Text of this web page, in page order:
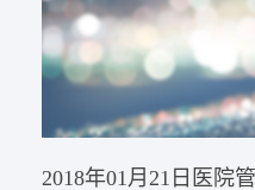
心
医
卫生技术
医院
职业
医院
新
网
2018年01月21日医院